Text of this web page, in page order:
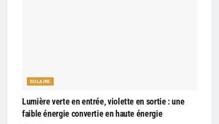
SOLAIRE
Lumière verte en entrée, violette en sortie : une
faible énergie convertie en haute énergie